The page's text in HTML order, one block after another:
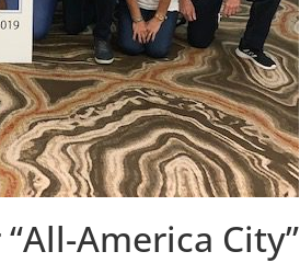
America City”